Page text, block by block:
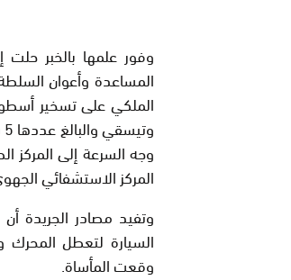
وفور علمها بالخبر حلت
المساعدة وأعوان
الملكي على تسخير
وجه السرعة إلى
المركز الاستشفائي
وتفيد مصادر الجريدة
السيارة لتعطل
وقعت المأساة.